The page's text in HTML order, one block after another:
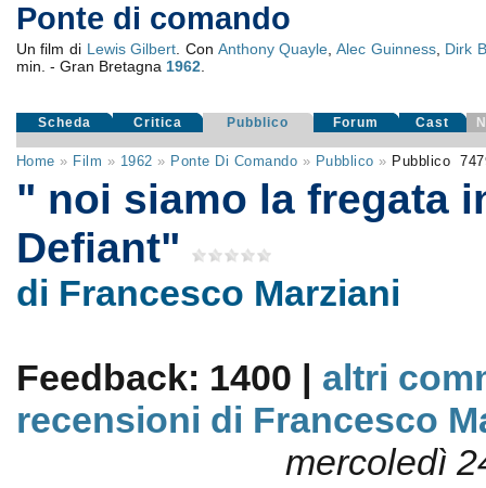
Ponte di comando
Un film di Lewis Gilbert . Con Anthony Quayle Alec Guinness, Dirk
min. - Gran Bretagna 1962.
Scheda Critica Pubblico Forum Cast
Home » Film » 1962 » Ponte Di Comando » Pubblico » Pubblico
" noi siamo la fregata
Defiant"
di Francesco Marziani
Feedback: 1400 | altri
recensioni di Francesco
mercoledì